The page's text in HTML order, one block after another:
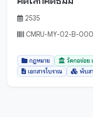
2535
CMRU-MY-02-B-
กฎหมาย
วัดกอข่อย
เอกสารโบราณ
พับสา